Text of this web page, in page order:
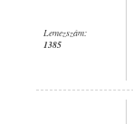
Lemezszám:
1385